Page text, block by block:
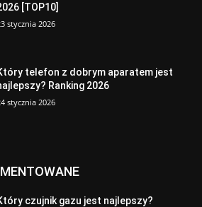
[TOP10]
stycznia 2026
telefon z dobrym aparatem jest
Ranking 2026
stycznia 2026
czujnik gazu jest najlepszy?